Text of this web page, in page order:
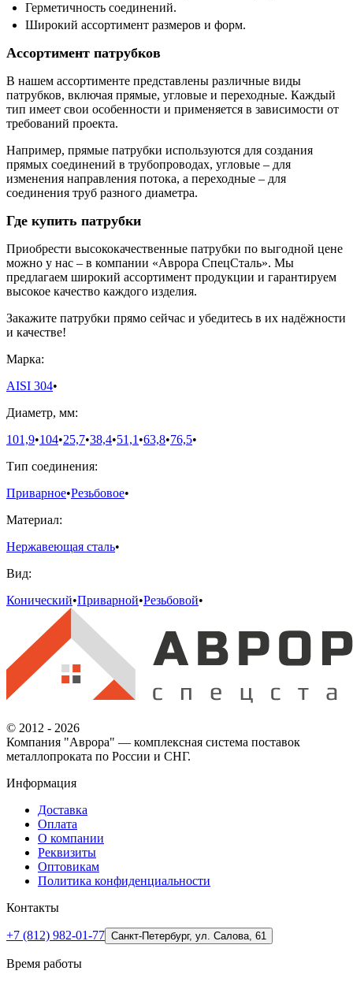
Герметичность соединений.
Широкий ассортимент размеров и форм.
Ассортимент патрубков
В нашем ассортименте представлены различные виды
патрубков, включая прямые, угловые и переходные. Каждый
тип имеет свои особенности и применяется в зависимости от
требований проекта.
Например, прямые патрубки используются для создания
прямых соединений в трубопроводах, угловые – для
изменения направления потока, а переходные – для
соединения труб разного диаметра.
Где купить патрубки
Приобрести высококачественные патрубки по выгодной цене
можно у нас – в компании «Аврора СпецСталь». Мы
предлагаем широкий ассортимент продукции и гарантируем
высокое качество каждого изделия.
Закажите патрубки прямо сейчас и убедитесь в их надёжности
и качестве!
Марка:
AISI 304•
Диаметр, мм:
101,9•104•25,7•38,4•51,1•63,8•76,5•
Тип соединения:
Приварное•Резьбовое•
Материал:
Нержавеющая сталь•
Вид:
Конический•Приварной•Резьбовой•
© 2012 - 2026
Компания "Аврора" — комплексная система поставок
металлопроката по России и СНГ.
Информация
Доставка
Оплата
О компании
Реквизиты
Оптовикам
Политика конфиденциальности
Контакты
+7 (812) 982-01-77 Санкт-Петербург, ул. Салова, 61
Время работы